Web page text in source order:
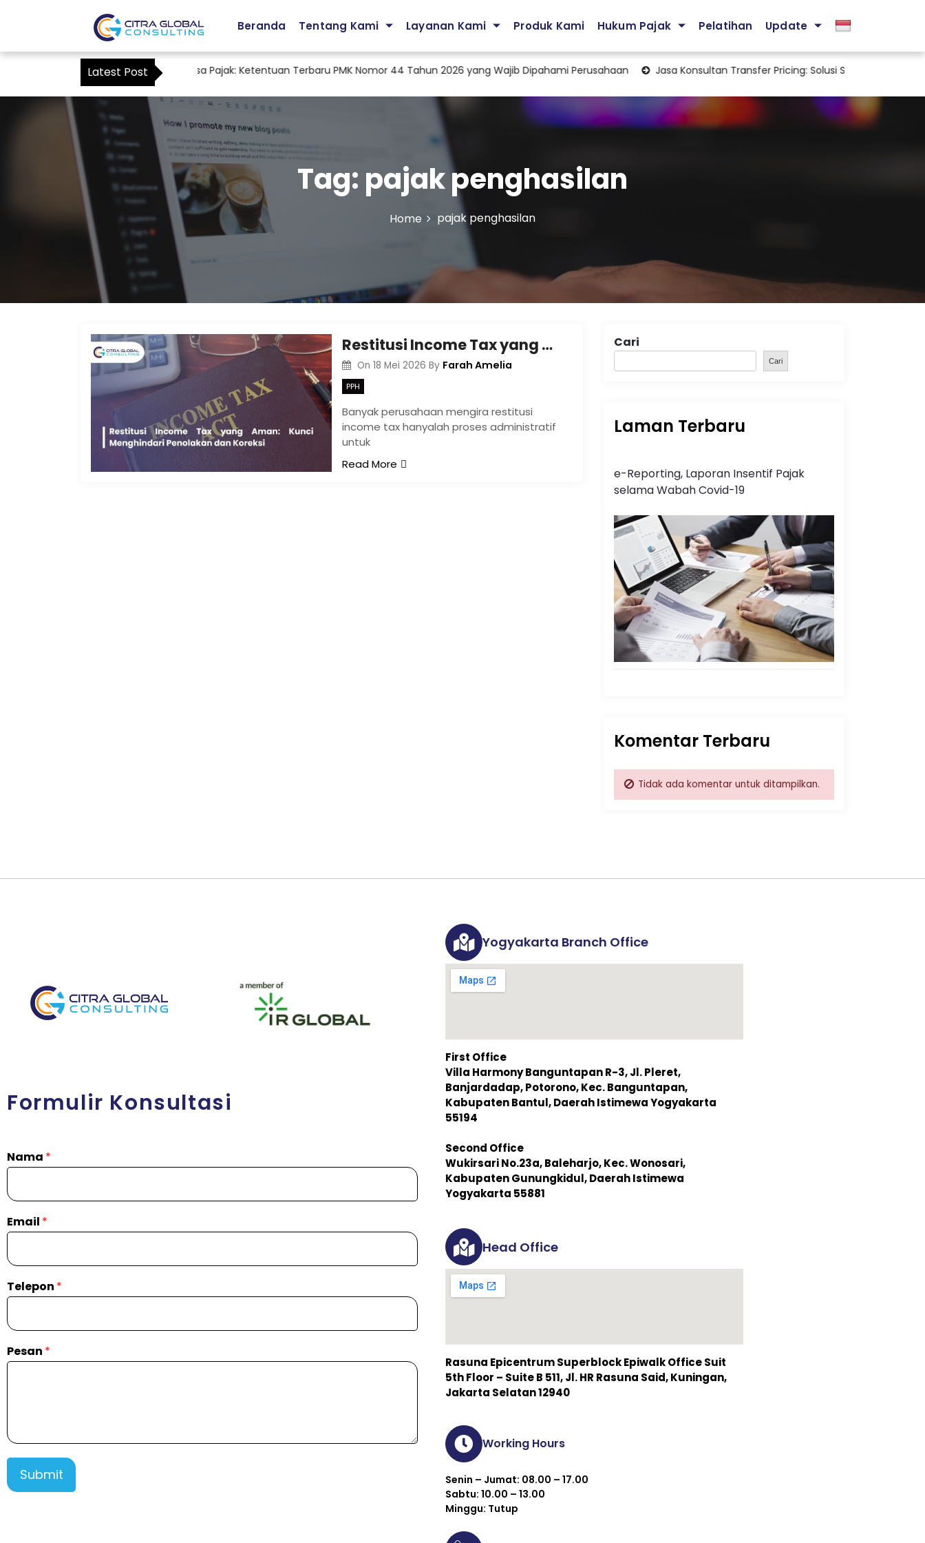
Beranda Tentang Kami Layanan Kami Produk Kami Hukum Pajak Pelatihan Update
Latest Post
Staf Accounting sebagai Kuasa Pajak: Ketentuan Terbaru PMK Nomor 44 Tahun 2026 yang Wajib Dipahami Perusahaan Jasa Konsultan Transfer Pricing: Solusi Strategis Mengelola
Tag: pajak penghasilan
Home pajak penghasilan
Restitusi Income Tax yang Aman: Kunci Menghindari Penolakan dan Koreksi
On 18 Mei 2026 By Farah Amelia
PPH
Banyak perusahaan mengira restitusi
income tax hanyalah proses administratif
untuk
Read More
Cari
Cari
Laman Terbaru
e-Reporting, Laporan Insentif Pajak
selama Wabah Covid-19
Komentar Terbaru
Tidak ada komentar untuk ditampilkan.
Formulir Konsultasi
Nama *
Email *
Telepon *
Pesan *
Submit
Yogyakarta Branch Office
First Office
Villa Harmony Banguntapan R-3, Jl. Pleret,
Banjardadap, Potorono, Kec. Banguntapan,
Kabupaten Bantul, Daerah Istimewa Yogyakarta
55194
Second Office
Wukirsari No.23a, Baleharjo, Kec. Wonosari,
Kabupaten Gunungkidul, Daerah Istimewa
Yogyakarta 55881
Head Office
Rasuna Epicentrum Superblock Epiwalk Office Suit
5th Floor – Suite B 511, Jl. HR Rasuna Said, Kuningan,
Jakarta Selatan 12940
Working Hours
Senin – Jumat: 08.00 – 17.00
Sabtu: 10.00 – 13.00
Minggu: Tutup